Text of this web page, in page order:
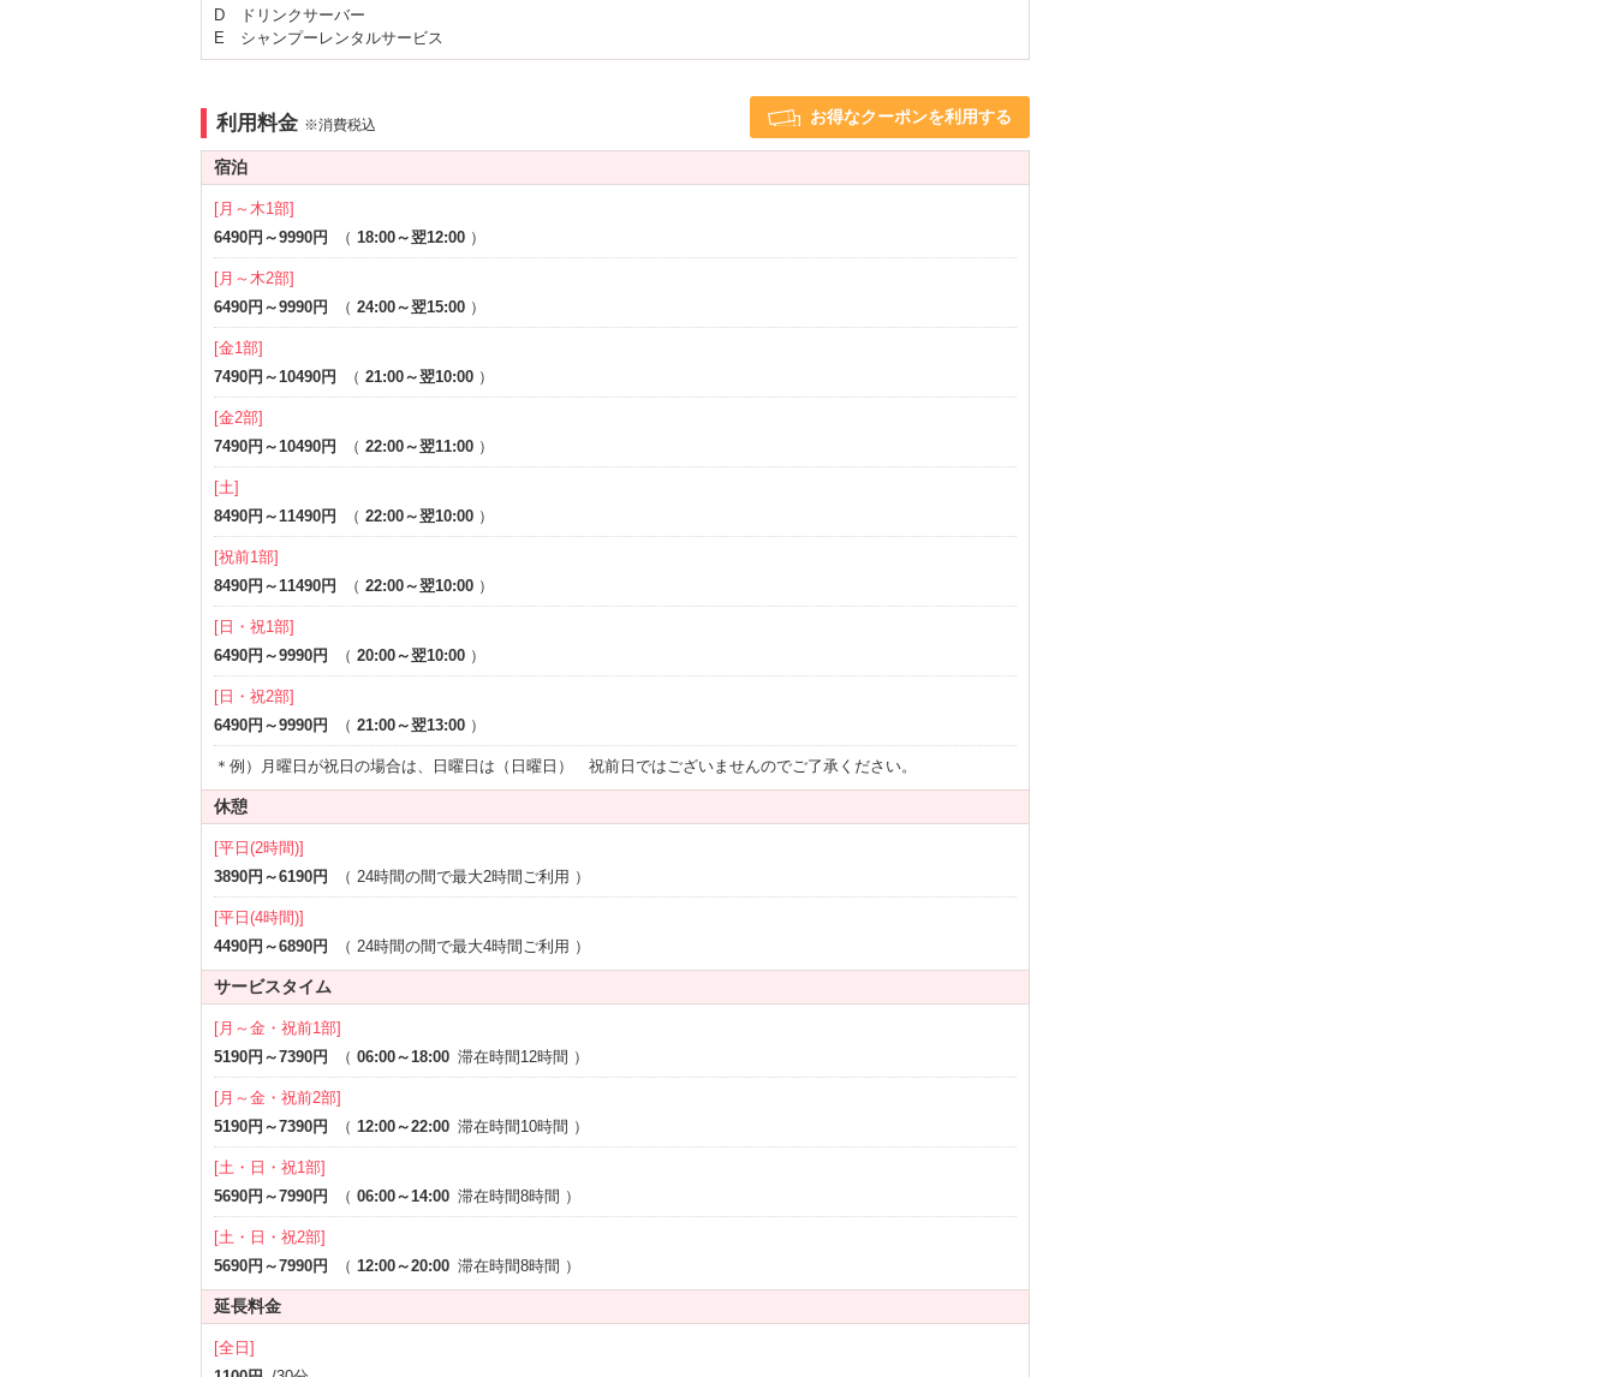
部屋タイプ
サービス
ルームサービス
D ドリンクサーバー
E シャンプーレンタルサービス
利用料金 ※消費税込 お得なクーポンを利用する
宿泊
[月～木1部]
6490円～9990円
（ 18:00～翌12:00 ）
[月～木2部]
6490円～9990円
（ 24:00～翌15:00 ）
[金1部]
7490円～10490円
（ 21:00～翌10:00 ）
[金2部]
7490円～10490円
（ 22:00～翌11:00 ）
[土]
8490円～11490円
（ 22:00～翌10:00 ）
[祝前1部]
8490円～11490円
（ 22:00～翌10:00 ）
[日・祝1部]
6490円～9990円
（ 20:00～翌10:00 ）
[日・祝2部]
6490円～9990円
（ 21:00～翌13:00 ）
＊例）月曜日が祝日の場合は、日曜日は（日曜日） 祝前日ではございませんのでご了承ください。
休憩
[平日(2時間)]
3890円～6190円
（ 24時間の間で最大2時間ご利用 ）
[平日(4時間)]
4490円～6890円
（ 24時間の間で最大4時間ご利用 ）
サービスタイム
[月～金・祝前1部]
5190円～7390円
（ 06:00～18:00 滞在時間12時間 ）
[月～金・祝前2部]
5190円～7390円
（ 12:00～22:00 滞在時間10時間 ）
[土・日・祝1部]
5690円～7990円
（ 06:00～14:00 滞在時間8時間 ）
[土・日・祝2部]
5690円～7990円
（ 12:00～20:00 滞在時間8時間 ）
延長料金
[全日]